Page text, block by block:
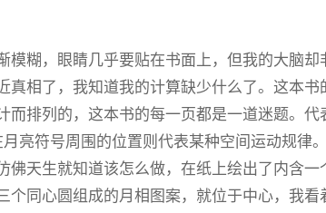
模糊，眼睛几乎要贴在书面上，但我的大脑却
真相了，我知道我的计算缺少什么了。这本书
而排列的，这本书的每一页都是一道迷题。代
亮符号周围的位置则代表某种空间运动规律
佛天生就知道该怎么做，在纸上绘出了内含一
同心圆组成的月相图案，就位于中心，我看